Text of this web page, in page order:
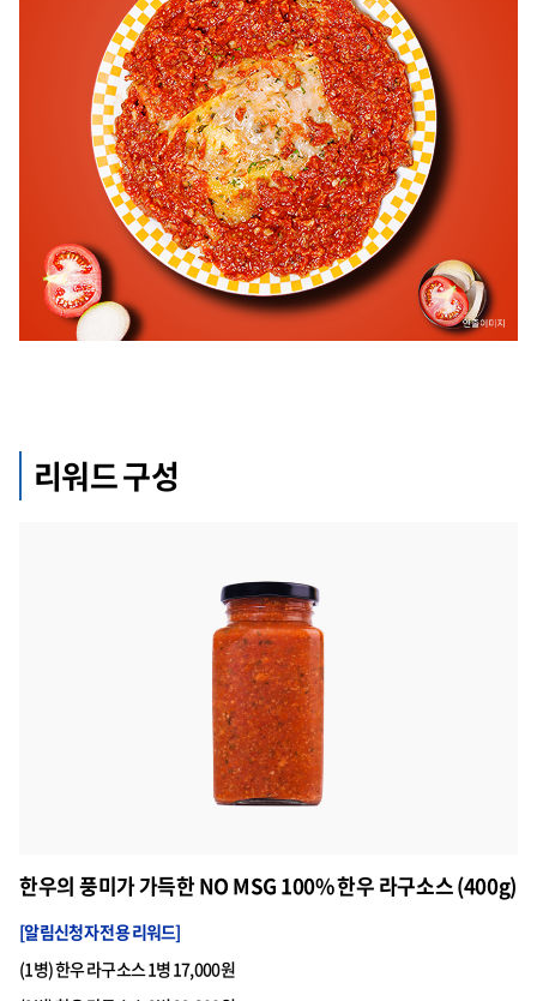
리워드 구성
한우의 풍미가 가득한 NO MSG 100% 한우 라구소스 (400g)
[알림신청자 전용 리워드]
(1병) 한우 라구소스 1병 17,000원